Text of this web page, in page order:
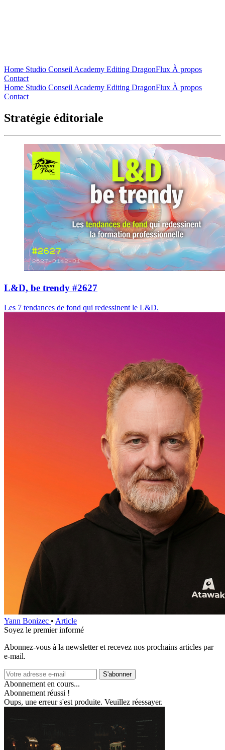
Home Studio Conseil Academy Editing DragonFlux À propos
Contact
Home Studio Conseil Academy Editing DragonFlux À propos
Contact
Stratégie éditoriale
L&D, be trendy #2627
Les 7 tendances de fond qui redessinent le L&D.
Yann Bonizec • Article
Soyez le premier informé
Abonnez‑vous à la newsletter et recevez nos prochains articles par
e‑mail.
S'abonner
Abonnement en cours...
Abonnement réussi !
Oups, une erreur s'est produite. Veuillez réessayer.